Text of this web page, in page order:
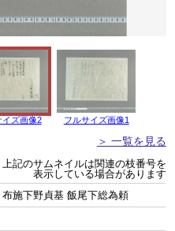
イズ画像2 フルサイズ画像1
＞ 一覧を見る
上記のサムネイルは関連の枝番号を
表示している場合があります
施下野貞基 飯尾下総為頼